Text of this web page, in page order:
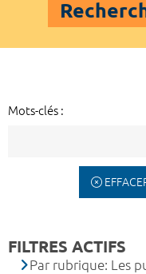
Mots-clés :
FILTRES ACTIFS
Par rubrique: Les